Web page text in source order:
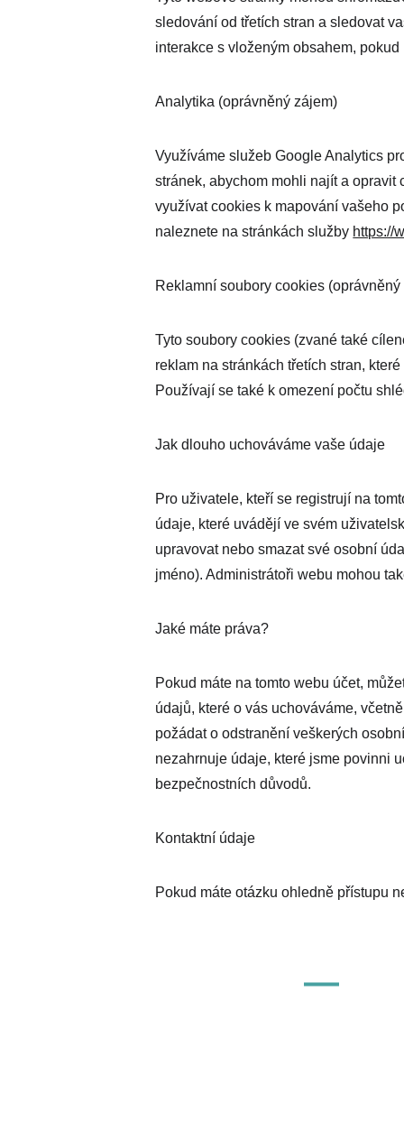
sledování od třetích stran a sledovat
interakce s vloženým obsahem,
Analytika (oprávněný zájem)
Využíváme služeb Google Analytics
stránek, abychom mohli najít a
využívat cookies k mapování vašeho
naleznete na stránkách služby https://
Reklamní soubory cookies (oprávněný
Tyto soubory cookies (zvané také
reklam na stránkách třetích stran,
Používají se také k omezení počtu
Jak dlouho uchováváme vaše údaje
Pro uživatele, kteří se registrují na
údaje, které uvádějí ve svém
upravovat nebo smazat své osobní
jméno). Administrátoři webu mohou
Jaké máte práva?
Pokud máte na tomto webu účet,
údajů, které o vás uchováváme,
požádat o odstranění veškerých
nezahrnuje údaje, které jsme povinni
bezpečnostních důvodů.
Kontaktní údaje
Pokud máte otázku ohledně přístupu